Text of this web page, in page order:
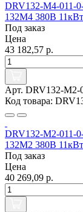
DRV132-M4-011-
132M4 380В
Под заказ
Цена
43 182,57 р.
Арт. DRV132-M2-
Код товара:
DRV132-M2-011-
132M2 380В
Под заказ
Цена
40 269,09 р.